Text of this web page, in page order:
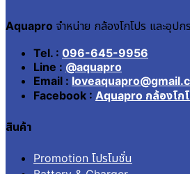
Aquapro จำหน่าย กล้องโกโปร และอุ
Tel. : 096-645-9956
Line : @aquapro
Email :
Facebook : Aquapro กล้องโก
สินค้า
Promotion โปรโมชั่น